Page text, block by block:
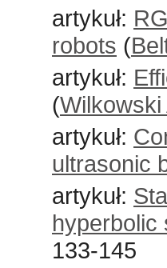
artykuł:
robots (
artykuł:
(Wilkowski
artykuł:
ultrasonic
artykuł:
hyperbolic
133-145